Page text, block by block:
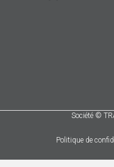
Société ©
Politique de